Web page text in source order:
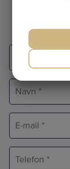
Udfyld
Firmanavn
Navn
E-
mail
Telefon